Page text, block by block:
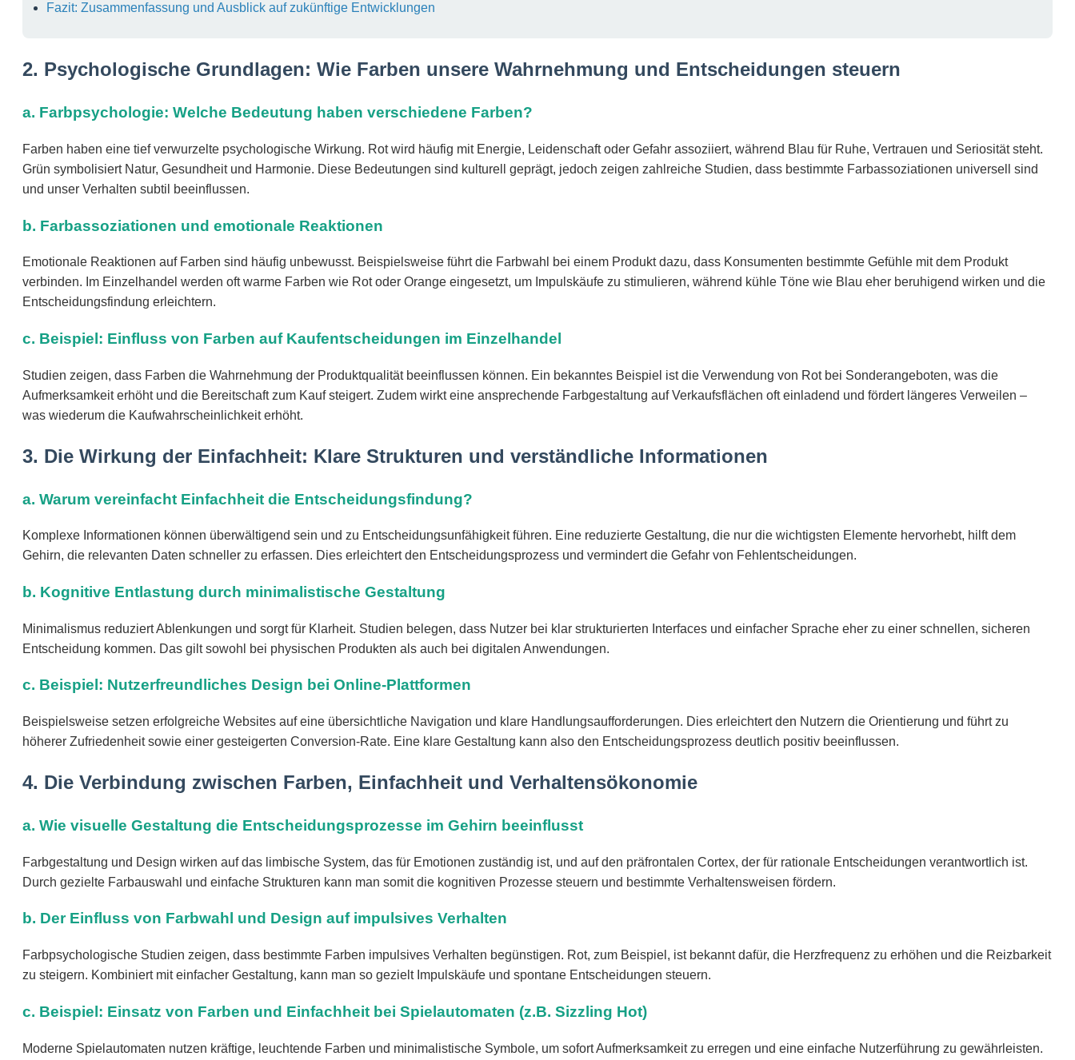
Fazit: Zusammenfassung und Ausblick auf zukünftige Entwicklungen
2. Psychologische Grundlagen: Wie Farben unsere Wahrnehmung und Entscheidungen steuern
a. Farbpsychologie: Welche Bedeutung haben verschiedene Farben?
Farben haben eine tief verwurzelte psychologische Wirkung. Rot wird häufig mit Energie, Leidenschaft oder Gefahr assoziiert, während Blau für Ruhe, Vertrauen und Seriosität steht.
Grün symbolisiert Natur, Gesundheit und Harmonie. Diese Bedeutungen sind kulturell geprägt, jedoch zeigen zahlreiche Studien, dass bestimmte Farbassoziationen universell sind
und unser Verhalten subtil beeinflussen.
b. Farbassoziationen und emotionale Reaktionen
Emotionale Reaktionen auf Farben sind häufig unbewusst. Beispielsweise führt die Farbwahl bei einem Produkt dazu, dass Konsumenten bestimmte Gefühle mit dem Produkt
verbinden. Im Einzelhandel werden oft warme Farben wie Rot oder Orange eingesetzt, um Impulskäufe zu stimulieren, während kühle Töne wie Blau eher beruhigend wirken und die
Entscheidungsfindung erleichtern.
c. Beispiel: Einfluss von Farben auf Kaufentscheidungen im Einzelhandel
Studien zeigen, dass Farben die Wahrnehmung der Produktqualität beeinflussen können. Ein bekanntes Beispiel ist die Verwendung von Rot bei Sonderangeboten, was die
Aufmerksamkeit erhöht und die Bereitschaft zum Kauf steigert. Zudem wirkt eine ansprechende Farbgestaltung auf Verkaufsflächen oft einladend und fördert längeres Verweilen –
was wiederum die Kaufwahrscheinlichkeit erhöht.
3. Die Wirkung der Einfachheit: Klare Strukturen und verständliche Informationen
a. Warum vereinfacht Einfachheit die Entscheidungsfindung?
Komplexe Informationen können überwältigend sein und zu Entscheidungsunfähigkeit führen. Eine reduzierte Gestaltung, die nur die wichtigsten Elemente hervorhebt, hilft dem
Gehirn, die relevanten Daten schneller zu erfassen. Dies erleichtert den Entscheidungsprozess und vermindert die Gefahr von Fehlentscheidungen.
b. Kognitive Entlastung durch minimalistische Gestaltung
Minimalismus reduziert Ablenkungen und sorgt für Klarheit. Studien belegen, dass Nutzer bei klar strukturierten Interfaces und einfacher Sprache eher zu einer schnellen, sicheren
Entscheidung kommen. Das gilt sowohl bei physischen Produkten als auch bei digitalen Anwendungen.
c. Beispiel: Nutzerfreundliches Design bei Online-Plattformen
Beispielsweise setzen erfolgreiche Websites auf eine übersichtliche Navigation und klare Handlungsaufforderungen. Dies erleichtert den Nutzern die Orientierung und führt zu
höherer Zufriedenheit sowie einer gesteigerten Conversion-Rate. Eine klare Gestaltung kann also den Entscheidungsprozess deutlich positiv beeinflussen.
4. Die Verbindung zwischen Farben, Einfachheit und Verhaltensökonomie
a. Wie visuelle Gestaltung die Entscheidungsprozesse im Gehirn beeinflusst
Farbgestaltung und Design wirken auf das limbische System, das für Emotionen zuständig ist, und auf den präfrontalen Cortex, der für rationale Entscheidungen verantwortlich ist.
Durch gezielte Farbauswahl und einfache Strukturen kann man somit die kognitiven Prozesse steuern und bestimmte Verhaltensweisen fördern.
b. Der Einfluss von Farbwahl und Design auf impulsives Verhalten
Farbpsychologische Studien zeigen, dass bestimmte Farben impulsives Verhalten begünstigen. Rot, zum Beispiel, ist bekannt dafür, die Herzfrequenz zu erhöhen und die Reizbarkeit
zu steigern. Kombiniert mit einfacher Gestaltung, kann man so gezielt Impulskäufe und spontane Entscheidungen steuern.
c. Beispiel: Einsatz von Farben und Einfachheit bei Spielautomaten (z.B. Sizzling Hot)
Moderne Spielautomaten nutzen kräftige, leuchtende Farben und minimalistische Symbole, um sofort Aufmerksamkeit zu erregen und eine einfache Nutzerführung zu gewährleisten.